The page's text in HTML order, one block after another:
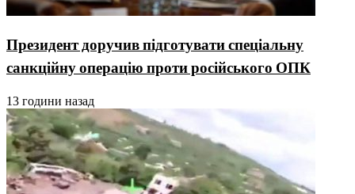
Президент доручив підготувати спеціальну
санкційну операцію проти російського ОПК
13 години назад